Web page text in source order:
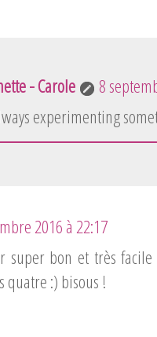
- Carole
8
experimenting
2016 à 22:17
super bon et très
quatre :) bisous !